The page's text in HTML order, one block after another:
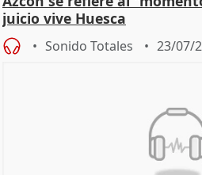
juicio vive Huesca
Sonido Totales 23/07/